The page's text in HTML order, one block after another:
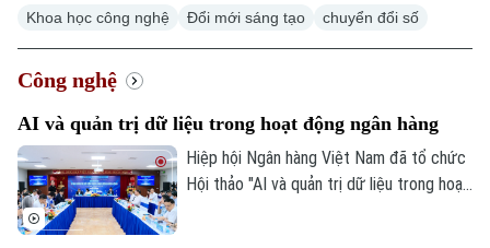
Khoa học công nghệ Đổi mới sáng tạo chuyển đổi số
Công nghệ
AI và quản trị dữ liệu trong hoạt động ngân hàng
Hiệp hội Ngân hàng Việt Nam đã tổ chức
Hội thảo "AI và quản trị dữ liệu trong hoạt